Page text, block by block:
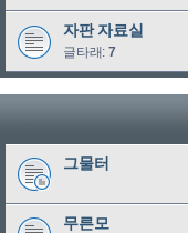
자판 자료실
글타래: 7
그물터
무른모